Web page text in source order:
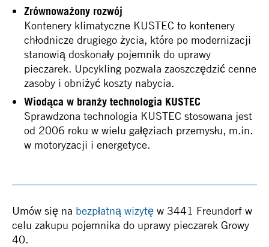
Zrównoważony rozwój
Kontenery klimatyczne KUSTEC to kontenery
chłodnicze drugiego życia, które po modernizacji
stanowią doskonały pojemnik do uprawy
pieczarek. Upcykling pozwala zaoszczędzić cenne
zasoby i obniżyć koszty nabycia.
Wiodąca w branży technologia KUSTEC
Sprawdzona technologia KUSTEC stosowana jest
od 2006 roku w wielu gałęziach przemysłu, m.in.
w motoryzacji i energetyce.
Umów się na bezpłatną wizytę w 3441 Freundorf w
celu zakupu pojemnika do uprawy pieczarek Growy
40.